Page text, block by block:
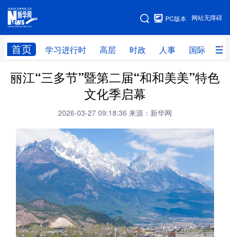
网站无障碍
PC版本
首页 学习进行时 高层 时政 人事 国际 财
网站地图
学习进行时 高层 时政 人事
财经 网评
科技 科创 量子
文化 书画 健康
视频 图片 政务
法律 中央文件 金融 汽车
食品 人居 信息化 数字经济
丽江“三多节”暨第二届“和和美美”特色
文化季启幕
2026-03-27 09:18:36 来源：新华网